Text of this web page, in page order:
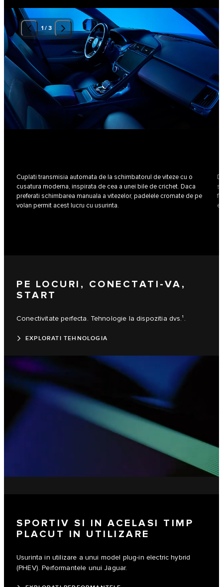
1/ 3
Cuplati transmisia automata de la schimbatorul de viteze cu o
cusatura moderna, inspirata de cea a unei bile de crichet. Daca
preferati schimbarea manuala a vitezelor, padelele cromate de pe
volan permit acest lucru cu usurinta.
PE LOCURI, CONECTATI-VA,
START
Conectivitate perfecta. Tehnologie la dispozitia dvs.¹.
EXPLORATI TEHNOLOGIA
SPORTIV SI IN ACELASI TIMP
PLACUT IN UTILIZARE
Usurinta in utilizare a unui model plug-in electric hybrid
(PHEV). Performantele unui Jaguar.